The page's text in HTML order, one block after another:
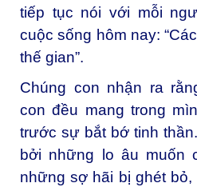
tiếp tục nói với mỗi
cuộc sống hôm nay:
thế gian”.
Chúng con nhận ra
con đều mang trong
trước sự bắt bớ tinh
bởi những lo âu muốn
những sợ hãi bị ghét